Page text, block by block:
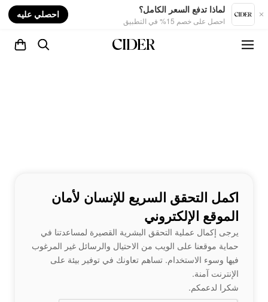
لماذا تدفع السعر الكامل؟
احصل على خصم 15% في التطبيق
احصلي عليه
اكمل التحقق السريع للإنسان لأمان
الموقع الإلكتروني
يرجى إكمال عملية التحقق البشرية القصيرة لمساعدتنا في
حماية موقعنا على الويب من الاحتيال والرسائل غير المرغوب
فيها وسوء الاستخدام. تساهم تعاونك في توفير بيئة على
الإنترنت آمنة.
شكرا لدعمكم.